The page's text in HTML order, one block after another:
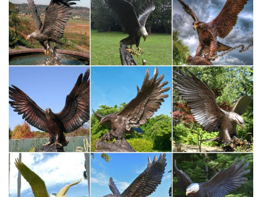
Статуэтка "Такса большая", микс. Купить. +7 показать номер.
Собака – символ 2018 года, подарите своим близким
старинную…
Собака – символ ответственности и дружелюбия! Считается,
что собака привнесет в этот год уравновешенность,
внутренний покой и порядок. Старинная фарфоровая
статуэтка собаки станет отличным подарком к Новому
Году.Москва, ул. Свободы, д.29.
Сувенирная продукция Московского метрополитена
появилась…
На 4 станциях метро появились уникальные сувениры с
символикой метро, которые понравятся не только ценителям
архитектурной красоты станций, но иВ 2018 году в Москве
стоимость разовой поездки на городском транспорте не